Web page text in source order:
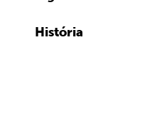
História